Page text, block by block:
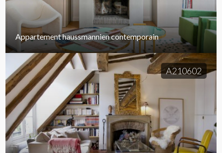
Appartement haussmannien contemporain
A210602